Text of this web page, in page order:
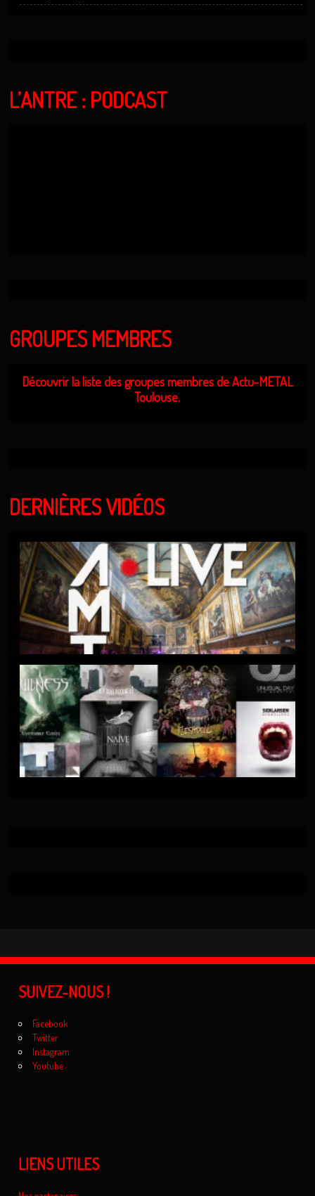
L’ANTRE : PODCAST
GROUPES MEMBRES
Découvrir la liste des groupes membres de Actu-METAL
Toulouse.
DERNIÈRES VIDÉOS
SUIVEZ-NOUS !
Facebook
Twitter
Instagram
Youtube
LIENS UTILES